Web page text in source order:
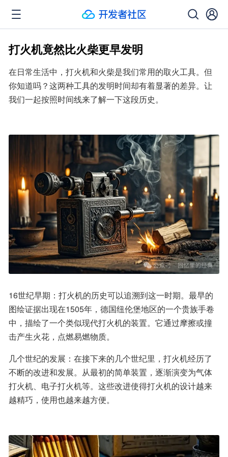
打火机竟然比火柴更早发明
在日常生活中，打火机和火柴是我们常用的取火工具。但
你知道吗？这两种工具的发明时间却有着显著的差异。让
我们一起按照时间线来了解一下这段历史。
16世纪早期：打火机的历史可以追溯到这一时期。最早的
图绘证据出现在1505年，德国纽伦堡地区的一个贵族手卷
中，描绘了一个类似现代打火机的装置。它通过摩擦或撞
击产生火花，点燃易燃物质。
几个世纪的发展：在接下来的几个世纪里，打火机经历了
不断的改进和发展。从最初的简单装置，逐渐演变为气体
打火机、电子打火机等。这些改进使得打火机的设计越来
越精巧，使用也越来越方便。